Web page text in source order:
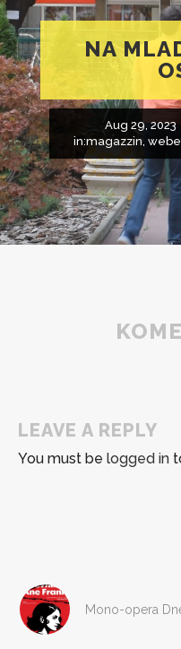
NA
Aug 29, 2023
in:magazzin,
LEAVE A REPLY
You must be logged in
Mono-opera